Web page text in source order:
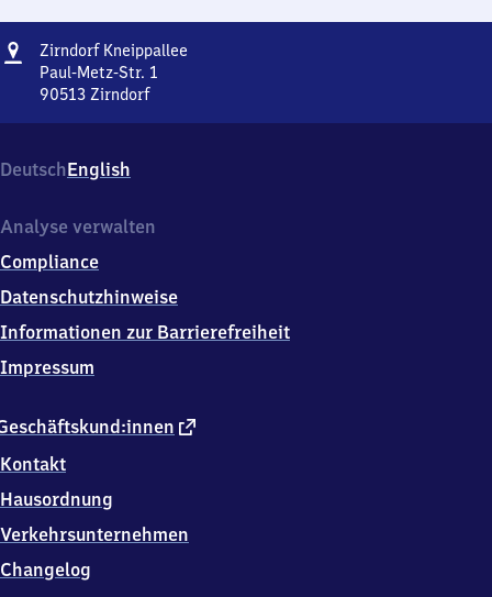
Adresse
Zirndorf Kneippallee
Paul-Metz-Str. 1
90513 Zirndorf
Paul-
Metz-
1,
0
5
3
Zirndorf
DeutschEnglish
externer
Kontakt
Hausordnung
Verkehrsunternehmen
Changelog
Analyse verwalten
Compliance
Datenschutzhinweise
Informationen zur Barrierefreiheit
Impressum